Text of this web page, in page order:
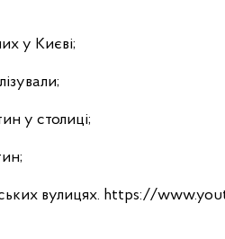
у Києві;
у столиці;
вулицях. https://